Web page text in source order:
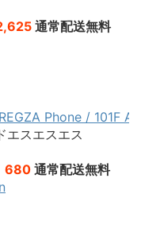
通常配送無料
Phone / 101F
エスエスエス
680通常配送無料